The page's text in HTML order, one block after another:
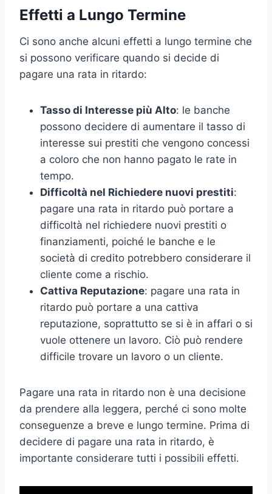
Effetti a Lungo Termine
Ci sono anche alcuni effetti a lungo termine che
si possono verificare quando si decide di
pagare una rata in ritardo:
Tasso di Interesse più Alto: le banche
possono decidere di aumentare il tasso di
interesse sui prestiti che vengono concessi
a coloro che non hanno pagato le rate in
tempo.
Difficoltà nel Richiedere nuovi prestiti:
pagare una rata in ritardo può portare a
difficoltà nel richiedere nuovi prestiti o
finanziamenti, poiché le banche e le
società di credito potrebbero considerare il
cliente come a rischio.
Cattiva Reputazione: pagare una rata in
ritardo può portare a una cattiva
reputazione, soprattutto se si è in affari o si
vuole ottenere un lavoro. Ciò può rendere
difficile trovare un lavoro o un cliente.
Pagare una rata in ritardo non è una decisione
da prendere alla leggera, perché ci sono molte
conseguenze a breve e lungo termine. Prima di
decidere di pagare una rata in ritardo, è
importante considerare tutti i possibili effetti.